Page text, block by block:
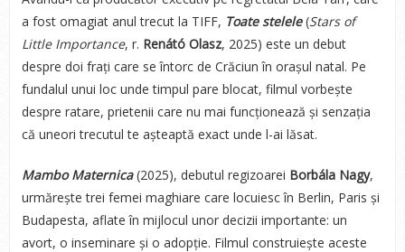
a fost omagiat anul trecut la TIFF, Toate stelele(Stars of
Little Importance, r. Renátó Olasz, 2025) este un debut
despre doi frați care se întorc de Crăciun în orașul natal. Pe
fundalul unui loc unde timpul pare blocat, filmul vorbește
despre ratare, prietenii care nu mai funcționează și senzația
că uneori trecutul te așteaptă exact unde l-ai lăsat.
Mambo Maternica(2025), debutul regizoarei Borbála Nagy,
urmărește trei femei maghiare care locuiesc în Berlin, Paris și
Budapesta, aflate în mijlocul unor decizii importante: un
avort, o inseminare și o adopție. Filmul construiește aceste